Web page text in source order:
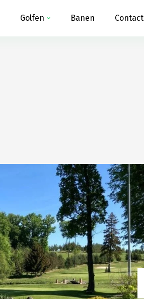
Golfen Banen Contact